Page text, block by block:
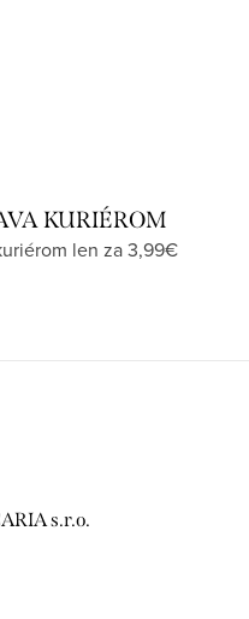
KURIÉROM
len za 3,99€
s.r.o.